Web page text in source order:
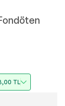
TL